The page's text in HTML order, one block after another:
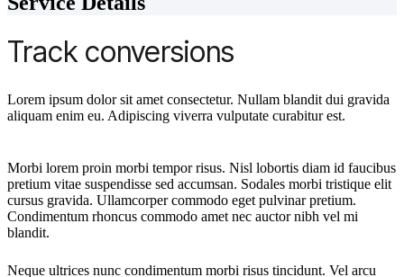
Track conversions
Lorem ipsum dolor sit amet consectetur. Nullam blandit dui gravida
aliquam enim eu. Adipiscing viverra vulputate curabitur est.
Morbi lorem proin morbi tempor risus. Nisl lobortis diam id faucibus
pretium vitae suspendisse sed accumsan. Sodales morbi tristique elit
cursus gravida. Ullamcorper commodo eget pulvinar pretium.
Condimentum rhoncus commodo amet nec auctor nibh vel mi
blandit.
Neque ultrices nunc condimentum morbi risus tincidunt. Vel arcu